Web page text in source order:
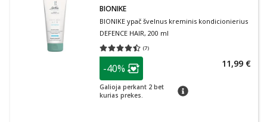
BIONIKE
BIONIKE ypač švelnus kreminis kondicionierius
DEFENCE HAIR, 200 ml
(7)
Vidutinis įvertinimas 4.43
patarimas
Lojalumo klubo narių nuolaida
-40%
Galioja perkant 2 bet
kurias prekes.
patarimas
11,99 €